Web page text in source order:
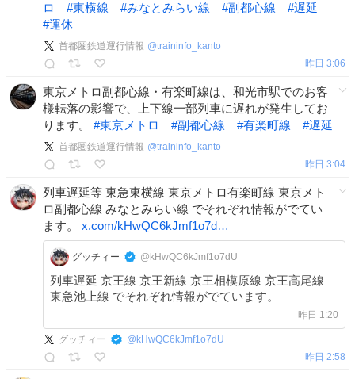
ロ
#東横線 #みなとみらい線 #副都心線 #遅延
#運休
首都圏鉄道運行情報 @traininfo_kanto
昨日 3:06
東京メトロ副都心線・有楽町線は、和光市駅でのお客
様転落の影響で、上下線一部列車に遅れが発生してお
ります。 #東京メトロ #副都心線 #有楽町線 #遅延
首都圏鉄道運行情報 @traininfo_kanto
昨日 3:04
列車遅延等 東急東横線 東京メトロ有楽町線 東京メト
ロ副都心線 みなとみらい線 でそれぞれ情報がでてい
ます。 x.com/kHwQC6kJmf1o7d…
グッチィー @kHwQC6kJmf1o7dU
列車遅延 京王線 京王新線 京王相模原線 京王高尾線
東急池上線 でそれぞれ情報がでています。
昨日 1:20
グッチィー @ kHwQC6kJmf1o7dU
昨日 2:58